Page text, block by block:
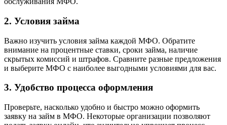
2. Условия займа
Важно изучить условия займа каждой МФО. Обратите
внимание на процентные ставки, сроки займа, наличие
скрытых комиссий и штрафов. Сравните разные предложения
и выберите МФО с наиболее выгодными условиями для вас.
3. Удобство процесса оформления
Проверьте, насколько удобно и быстро можно оформить
заявку на займ в МФО. Некоторые организации позволяют